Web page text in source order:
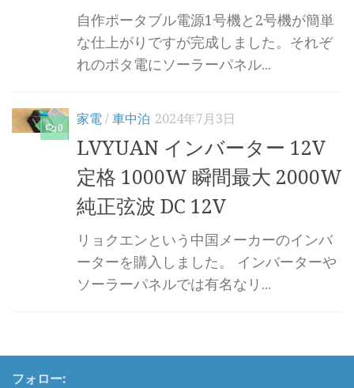
自作ポータブル電源1号機と2号機が簡単
な仕上がりですが完成しました。それぞ
れのポタ電にソーラーパネル...
0
家電 / 車中泊 2024年7月3日
LVYUAN インバーター 12V
定格 1000W 瞬間最大 2000W
純正弦波 DC 12V
リョクエンという中国メーカーのインバ
ーターを購入しました。 インバーターや
ソーラーパネルでは有名なリ...
フォロー: